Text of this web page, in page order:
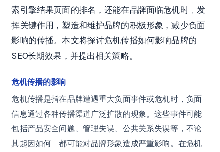
索引擎结果页面的排名，还能在品牌面临危机时，发
挥关键作用，塑造和维护品牌的积极形象，减少负面
影响的传播。本文将探讨危机传播如何影响品牌的
SEO长期效果，并提出相关策略。
危机传播的影响
危机传播是指在品牌遭遇重大负面事件或危机时，负面
信息通过各种传播渠道广泛扩散的现象。这些事件可能
包括产品安全问题、管理失误、公共关系失误等，不论
其起因如何，都可能对品牌形象造成严重影响。在危机